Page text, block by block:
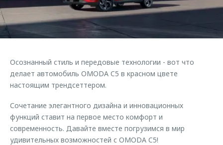
Аксессуары
Одежда и сувениры
Оригинальные аксессуары
Трейд-ин
Калькулятор трейд-ин
Клуб владельцев OMODA
Приложение O&J
Одежда и сувениры
Оригинальные аксессуары
Запчасти
Осознанный стиль и передовые технологии - вот что
делает автомобиль OMODA C5 в красном цвете
настоящим трендсеттером.
Сочетание элегантного дизайна и инновационных
функций ставит на первое место комфорт и
современность. Давайте вместе погрузимся в мир
удивительных возможностей с OMODA C5!